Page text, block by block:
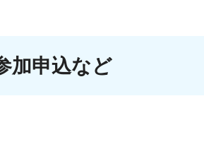
加申込など